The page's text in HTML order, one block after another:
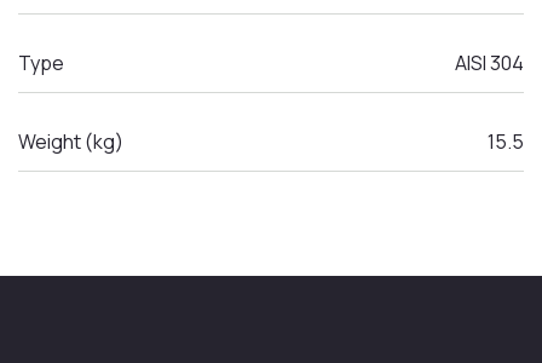
Type AISI 304
Weight (kg) 15.5